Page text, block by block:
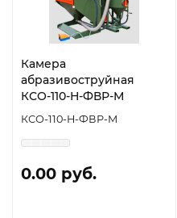
Камера
абразивоструйная
КСО-110-Н-ФВР-М
КСО-110-Н-ФВР-М
0.00 руб.